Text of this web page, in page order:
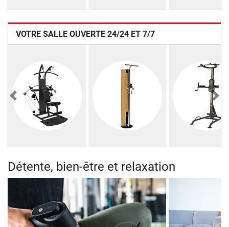
VOTRE SALLE OUVERTE 24/24 ET 7/7
Previous
Détente, bien-être et relaxation